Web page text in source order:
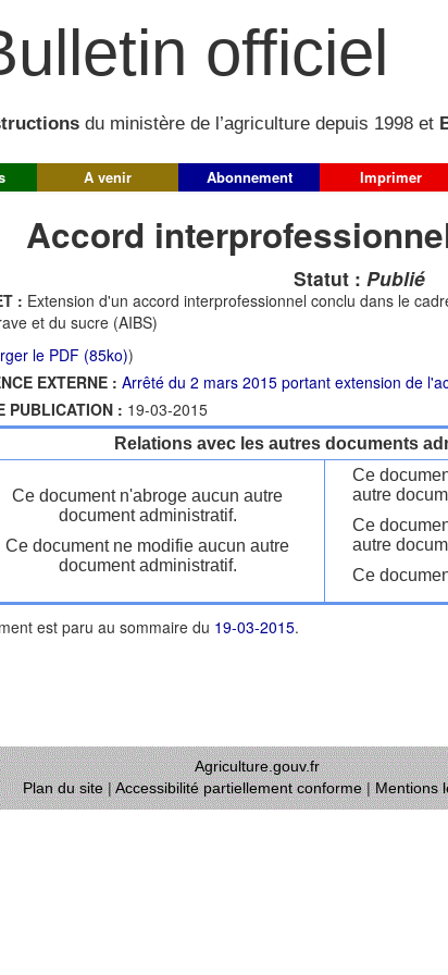
officiel
du ministère de l’agriculture depuis 1998 et
A venir Abonnement Imprimer
Accord
Statut : Publié
: Extension d'un accord interprofessionnel conclu dans le
et du sucre (AIBS)
le PDF (85ko))
EXTERNE : Arrêté du 2 mars 2015 portant extension de
PUBLICATION : 19-03-2015
Relations avec les autres documents
Ce document n'abroge aucun autre
document administratif.
Ce document ne modifie aucun autre
document administratif.
Ce
autre
Ce
autre
Ce
est paru au sommaire du 19-03-2015.
Agriculture.gouv.fr
Plan du site|Accessibilité partiellement conforme|Mentions